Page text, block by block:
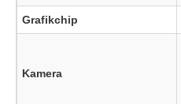
Grafikchip
Kamera